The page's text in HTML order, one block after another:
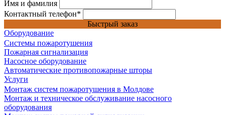
Имя и фамилия
Контактный телефон*
Быстрый заказ
Оборудование
Системы пожаротушения
Пожарная сигнализация
Насосное оборудование
Автоматические противопожарные шторы
Услуги
Монтаж систем пожаротушения в Молдове
Монтаж и техническое обслуживание насосного
оборудования